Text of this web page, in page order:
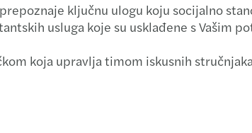
ključnu ulogu koju socijalno
usluga koje su usklađene s Vašim
koja upravlja timom iskusnih